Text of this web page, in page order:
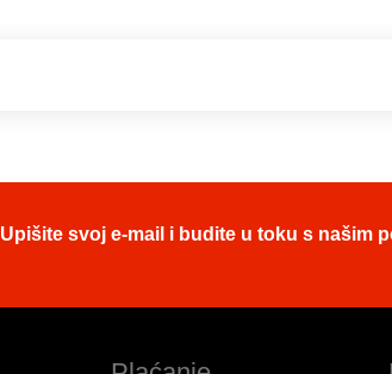
Upišite svoj e-mail i budite u toku s našim